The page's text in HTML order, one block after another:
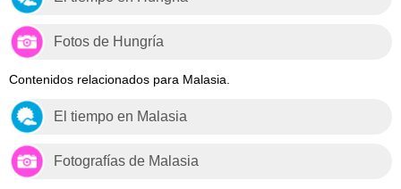
Fotos de Hungría
Contenidos relacionados para Malasia.
El tiempo en Malasia
Fotografías de Malasia